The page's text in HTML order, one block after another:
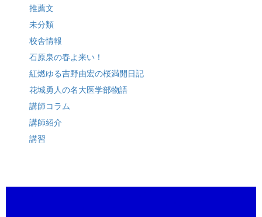
推薦文
未分類
校舎情報
石原泉の春よ来い！
紅燃ゆる吉野由宏の桜満開日記
花城勇人の名大医学部物語
講師コラム
講師紹介
講習